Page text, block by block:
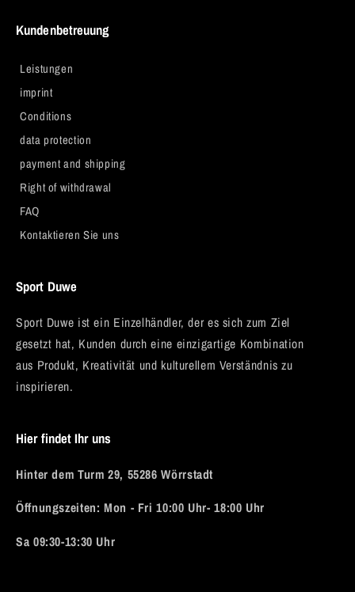
Kundenbetreuung
Leistungen
imprint
Conditions
data protection
payment and shipping
Right of withdrawal
FAQ
Kontaktieren Sie uns
Sport Duwe
Sport Duwe ist ein Einzelhändler, der es sich zum Ziel
gesetzt hat, Kunden durch eine einzigartige Kombination
aus Produkt, Kreativität und kulturellem Verständnis zu
inspirieren.
Hier findet Ihr uns
Hinter dem Turm 29, 55286 Wörrstadt
Öffnungszeiten: Mon - Fri 10:00 Uhr- 18:00 Uhr
Sa 09:30-13:30 Uhr